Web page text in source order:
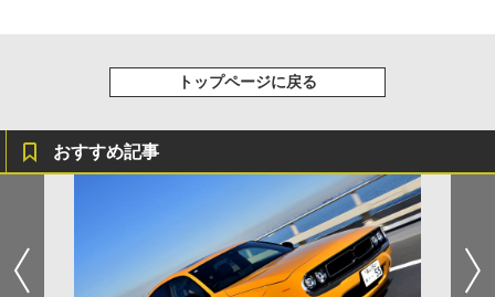
トップページに戻る
おすすめ記事